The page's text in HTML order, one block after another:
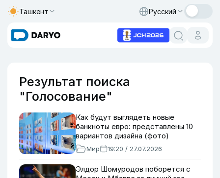
Ташкент Русский
Результат поиска
"Голосование"
Как будут выглядеть новые
банкноты евро: представлены 10
вариантов дизайна (фото)
Мир 19:20 / 27.07.2026
Элдор Шомуродов поборется с